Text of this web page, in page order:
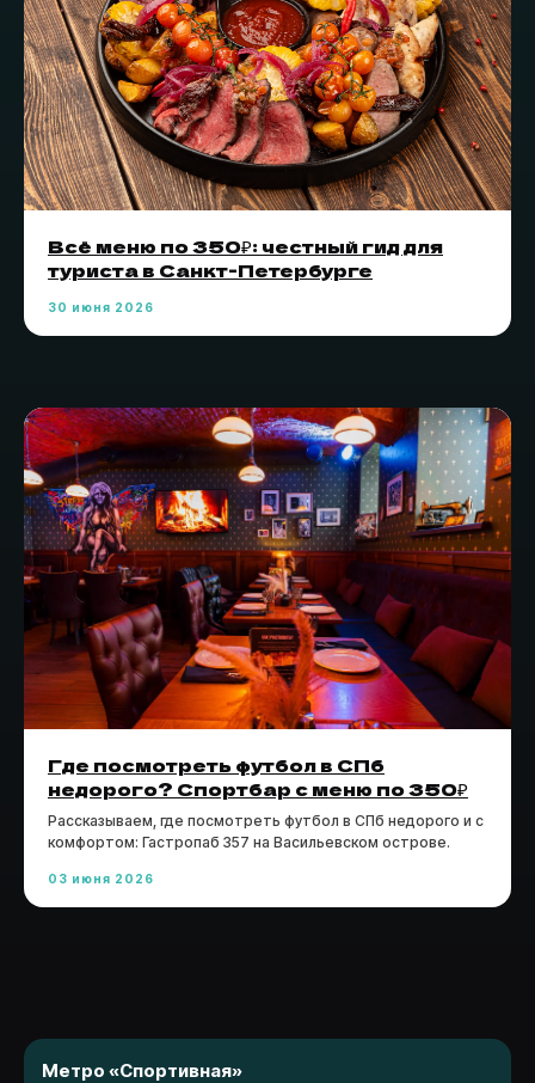
Всё меню по 350₽: честный гид для
туриста в Санкт-Петербурге
30 июня 2026
Где посмотреть футбол в СПб
недорого? Спортбар с меню по 350₽
Рассказываем, где посмотреть футбол в СПб недорого и с
комфортом: Гастропаб 357 на Васильевском острове.
03 июня 2026
Метро «Спортивная»
ЗАБРОНИРОВАТЬ СТОЛ
ЗАБРОНИРОВАТЬ МЕРОПРИЯТИЕ